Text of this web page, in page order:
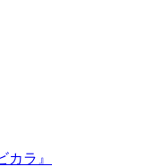
ラ』